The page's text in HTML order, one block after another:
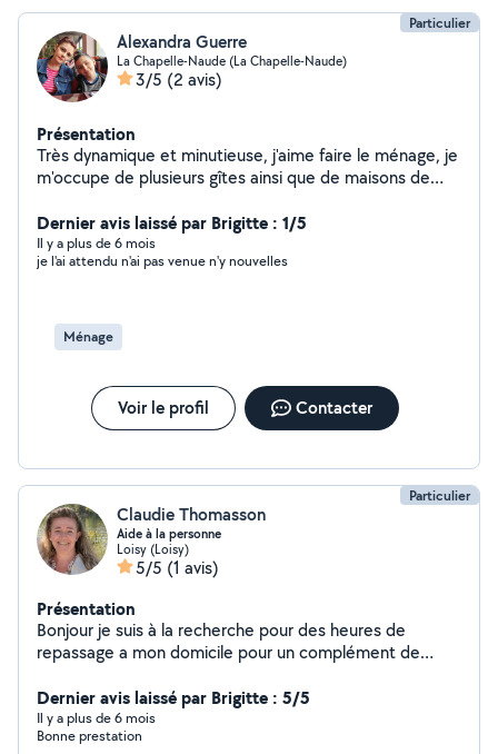
Particulier
Alexandra Guerre
La Chapelle-Naude (La Chapelle-Naude)
3/5 (2 avis)
Présentation
Très dynamique et minutieuse, j'aime faire le ménage, je
m'occupe de plusieurs gîtes ainsi que de maisons de
Dernier avis laissé par Brigitte : 1/5
Il y a plus de 6 mois
je l'ai attendu n'ai pas venue n'y nouvelles
Ménage
Voir le profil Contacter
Particulier
Claudie Thomasson
Aide à la personne
Loisy (Loisy)
5/5 (1 avis)
Présentation
Bonjour je suis à la recherche pour des heures de
repassage a mon domicile pour un complément de
préparations des repas , aide a manger , promenade ,
repassage , acte de présence . 8 année expérience
avec les personnes âgées.
Dernier avis laissé par Brigitte : 5/5
Il y a plus de 6 mois
Bonne prestation